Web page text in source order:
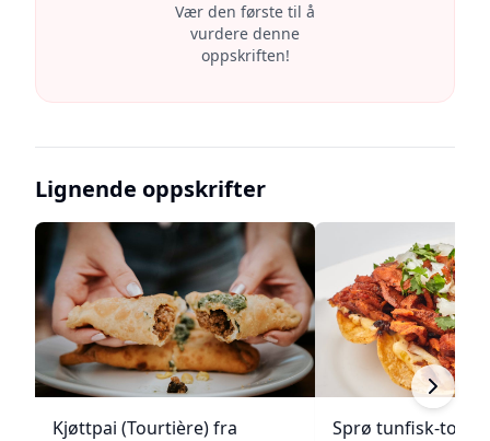
Vær den første til å
vurdere denne
oppskriften!
Lignende oppskrifter
Kjøttpai (Tourtière) fra
Sprø tunfisk-